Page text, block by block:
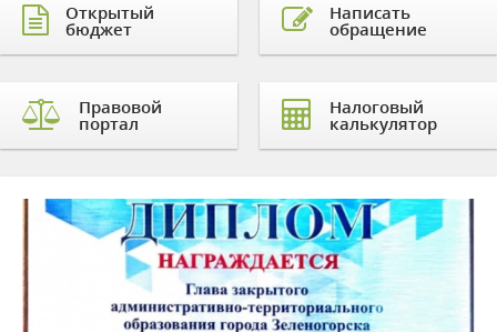
Открытый
бюджет
Правовой
портал
Написать
обращение
Налоговый
калькулятор